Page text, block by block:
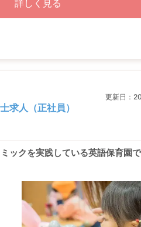
詳しく見る
更新日：
求人（正社員）
ックを実践している英語保育園